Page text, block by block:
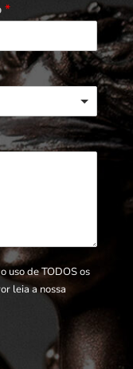
*
uso de TODOS os
leia a nossa